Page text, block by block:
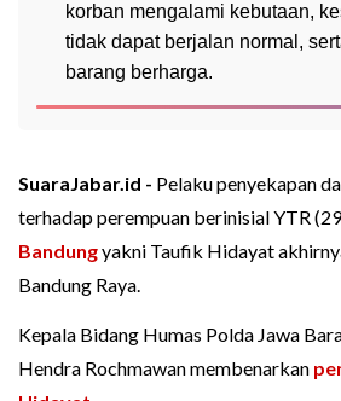
korban mengalami kebutaan,
tidak dapat berjalan normal,
barang berharga.
SuaraJabar.id - Pelaku penyekapan
terhadap perempuan berinisial YTR
Bandungyakni Taufik Hidayat
Bandung Raya.
Kepala Bidang Humas Polda Jawa
Hendra Rochmawan membenarkan